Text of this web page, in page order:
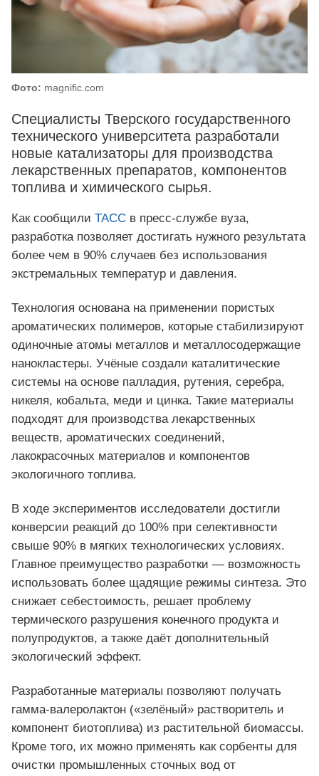
Фото: magnific.com
Специалисты Тверского государственного
технического университета разработали
новые катализаторы для производства
лекарственных препаратов, компонентов
топлива и химического сырья.
Как сообщили ТАСС в пресс-службе вуза,
разработка позволяет достигать нужного результата
более чем в 90% случаев без использования
экстремальных температур и давления.
Технология основана на применении пористых
ароматических полимеров, которые стабилизируют
одиночные атомы металлов и металлосодержащие
нанокластеры. Учёные создали каталитические
системы на основе палладия, рутения, серебра,
никеля, кобальта, меди и цинка. Такие материалы
подходят для производства лекарственных
веществ, ароматических соединений,
лакокрасочных материалов и компонентов
экологичного топлива.
В ходе экспериментов исследователи достигли
конверсии реакций до 100% при селективности
свыше 90% в мягких технологических условиях.
Главное преимущество разработки — возможность
использовать более щадящие режимы синтеза. Это
снижает себестоимость, решает проблему
термического разрушения конечного продукта и
полупродуктов, а также даёт дополнительный
экологический эффект.
Разработанные материалы позволяют получать
гамма-валеролактон («зелёный» растворитель и
компонент биотоплива) из растительной биомассы.
Кроме того, их можно применять как сорбенты для
очистки промышленных сточных вод от